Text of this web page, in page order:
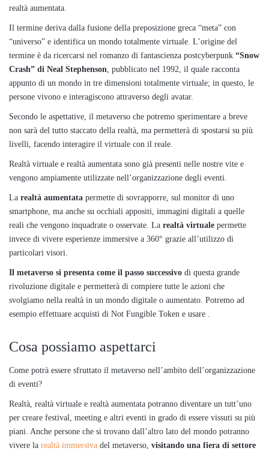
realtà aumentata.
Il termine deriva dalla fusione della preposizione greca “meta” con
“universo” e identifica un mondo totalmente virtuale. L’origine del
termine è da ricercarsi nel romanzo di fantascienza postcyberpunk “Snow
Crash” di Neal Stephenson, pubblicato nel 1992, il quale racconta
appunto di un mondo in tre dimensioni totalmente virtuale; in questo, le
persone vivono e interagiscono attraverso degli avatar.
Secondo le aspettative, il metaverso che potremo sperimentare a breve
non sarà del tutto staccato della realtà, ma permetterà di spostarsi su più
livelli, facendo interagire il virtuale con il reale.
Realtà virtuale e realtà aumentata sono già presenti nelle nostre vite e
vengono ampiamente utilizzate nell’organizzazione degli eventi.
La realtà aumentata permette di sovrapporre, sul monitor di uno
smartphone, ma anche su occhiali appositi, immagini digitali a quelle
reali che vengono inquadrate o osservate. La realtà virtuale permette
invece di vivere esperienze immersive a 360° grazie all’utilizzo di
particolari visori.
Il metaverso si presenta come il passo successivo di questa grande
rivoluzione digitale e permetterà di compiere tutte le azioni che
svolgiamo nella realtà in un mondo digitale o aumentato. Potremo ad
esempio effettuare acquisti di Not Fungible Token e usare .
Cosa possiamo aspettarci
Come potrà essere sfruttato il metaverso nell’ambito dell’organizzazione
di eventi?
Realtà, realtà virtuale e realtà aumentata potranno diventare un tutt’uno
per creare festival, meeting e altri eventi in grado di essere vissuti su più
piani. Anche persone che si trovano dall’altro lato del mondo potranno
vivere la realtà immersiva del metaverso, visitando una fiera di settore